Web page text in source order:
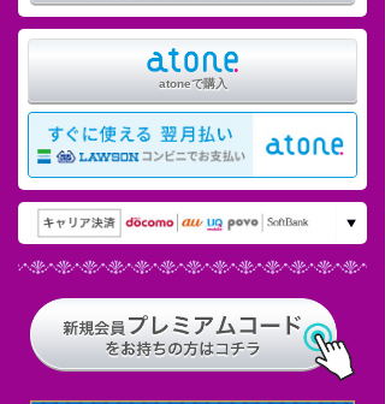
atoneで購入